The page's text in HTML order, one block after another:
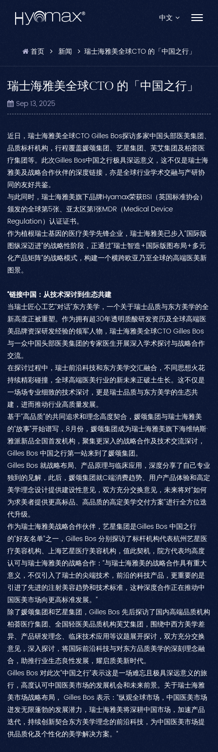
中文
Français
Português
العربية
中文
首页 新闻 瑞士海雅美全球CTO 的「中国之行」
瑞士海雅美全球CTO 的「中国之行」
Sep 13, 2025
近日，瑞士海雅美全球CTO Gilles Bos探访多家中国头部医美集团、
品质标杆机构，行程覆盖媛颂集团、艺星集团、芙艾集团及柏荟医
疗集团等。此次Gilles Bos中国之行极具深远意义，这不仅是瑞士海
雅美及战略合作伙伴的深度链接，亦是全球行业学术交融与产研协
同的友好共鉴。
与此同时，瑞士海雅美旗下品牌Hyamax荣获BSI（英国标准协会）
颁发的全球第5张、亚太区第1张MDR（Medical Device
Regulation）认证证书。
作为植根瑞士基因的医疗美学先锋企业，瑞士海雅美已步入“国际版
图纵深迈进”的战略性阶段，正通过“瑞士智造+国际版图布局+多元
化产品矩阵”的战略模式，构建一个横跨欧亚乃至全球的高端医美新
图景。
“链接中国：从技术深讨到生态共建
当瑞士匠心工艺“对话”东方美学，一个关于瑞士品质与东方美学的全
新高度正被重塑。作为拥有超30年透明质酸研发资历及全球高端医
美品牌资深研发经验的领军人物，瑞士海雅美全球CTO Gilles Bos
与一众中国头部医美集团的专家医生开展深入学术探讨与战略合作
交流。
在探讨过程中，瑞士前沿科技和东方美学交汇融合，不同思想火花
持续精彩碰撞，全球高端医美行业的新未来正破土生长。这不仅是
一场场专业细致的技术深讨，更是瑞士品质与东方美学的生态共
建，进而推动行业高质量发展。
基于“高品质”的共同追求和理念高度契合，媛颂集团与瑞士海雅美
的“故事”开始谱写，8月份，媛颂集团成为瑞士海雅美旗下海维纳斯·
雅派新品全国首发机构，聚集更深入的战略合作及技术交流深讨，
Gilles Bos 中国之行第一站来到了媛颂集团。
Gilles Bos 就战略布局、产品原理与临床应用，深度分享了自己专业
独到的见解，此后，媛颂集团就C端消费趋势、用户产品体验和高定
美学理念设计提供建设性意见，双方充分交换意见，未来将对“如何
为求美者提供更高标品、高品质的高定美学交付方案”进行全方位迭
代升级。
作为瑞士海雅美战略合作伙伴，艺星集团是Gilles Bos 中国之行
的“好友名单”之一，Gilles Bos 分别探访了标杆机构代表杭州艺星医
疗美容机构、上海艺星医疗美容机构，值此契机，院方代表均高度
认可与瑞士海雅美的战略合作：“与瑞士海雅美的战略合作具有重大
意义，不仅引入了瑞士的尖端技术，前沿的科技产品，更重要的是
引进了先进的注射美容趋势和技术标准，这种深度合作正在推动中
国医美市场向更高标准发展。”
除了媛颂集团和艺星集团，Gilles Bos 先后探访了国内高端品质机构
柏荟医疗集团、全国轻医美品质机构芙艾集团，围绕中西方美学差
异、产品研发理念、临床技术应用等议题展开探讨，双方充分交换
意见，深入探讨，将国际前沿科技与对东方品质美学的深刻理念融
合，助推行业生态良性发展，耀启质美新时代。
Gilles Bos 对此次“中国之行”表示这是一场难忘且极具深远意义的旅
行，高度认可中国医美市场的发展机会和未来前景。关于瑞士海雅
美市场战略布局， Gilles Bos 表示：“纵观全球市场，中国医美市场
迸发无限蓬勃的发展潜力，瑞士海雅美将深耕中国市场，加速产品
迭代，持续创新契合东方美学理念的前沿科技，为中国医美市场提
供品质化及个性化的美学解决方案。”